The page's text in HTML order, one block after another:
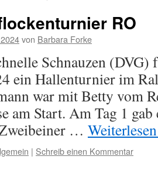
RO
von Barbara Forke
Schnauzen (DVG)
ein Hallenturnier im
war mit Betty vom
am Start. Am Tag 1
…
| Schreib einen Kommentar